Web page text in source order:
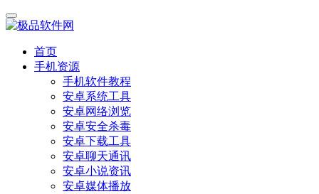
首页
手机资源
手机软件教程
安卓系统工具
安卓网络浏览
安卓安全杀毒
安卓下载工具
安卓聊天通讯
安卓小说资讯
安卓媒体播放